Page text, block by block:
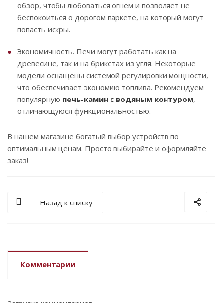
обзор, чтобы любоваться огнем и позволяет не
беспокоиться о дорогом паркете, на который могут
попасть искры.
Экономичность. Печи могут работать как на
древесине, так и на брикетах из угля. Некоторые
модели оснащены системой регулировки мощности,
что обеспечивает экономию топлива. Рекомендуем
популярную печь-камин с водяным контуром,
отличающуюся функциональностью.
В нашем магазине богатый выбор устройств по
оптимальным ценам. Просто выбирайте и оформляйте
заказ!
Назад к списку
Комментарии